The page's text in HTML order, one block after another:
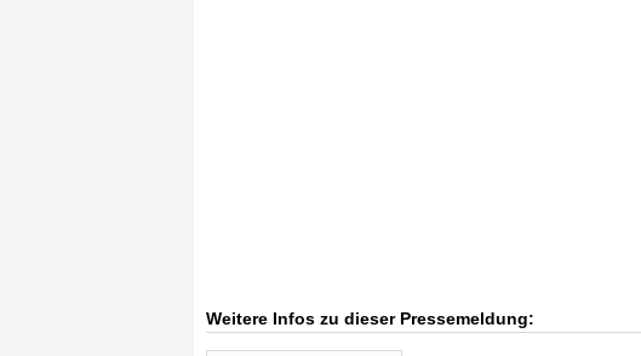
Weitere Infos zu dieser Pressemeldung: